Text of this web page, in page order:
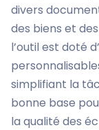
divers
des biens et
l’outil est doté
simplifiant la
bonne base
la qualité des